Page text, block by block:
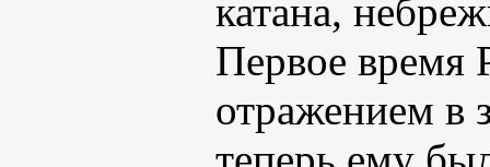
катана,
Первое время
отражением в